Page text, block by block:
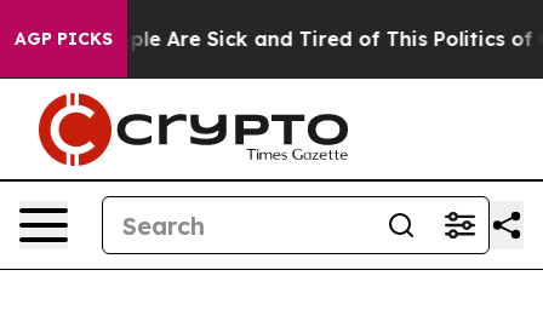
AGP PICKS
“People Are Sick and Tired of This Politics of